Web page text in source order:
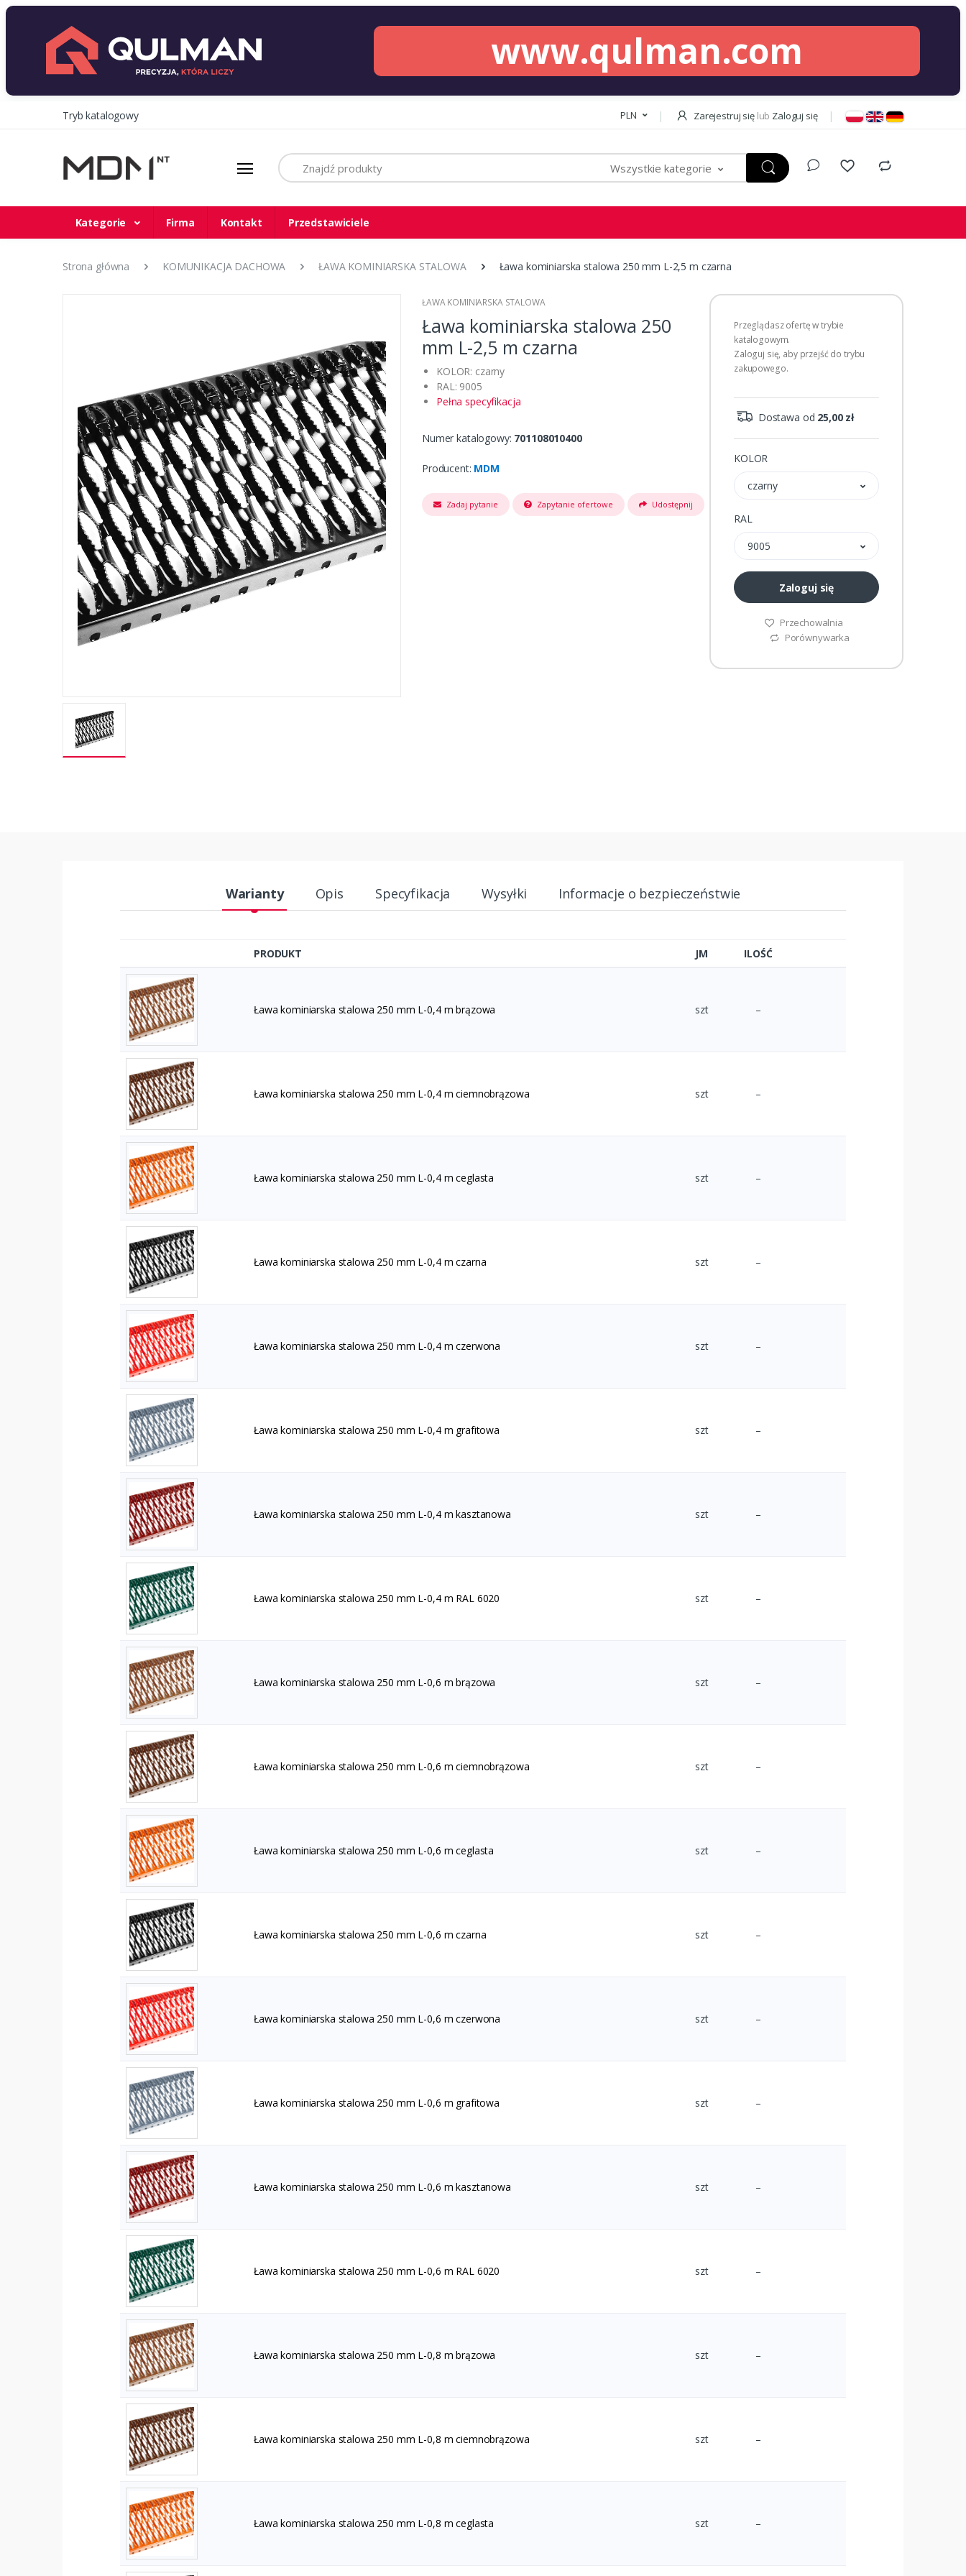
www.qulman.com
Tryb katalogowy PLN Zarejestruj się lub Zaloguj się
Szukaj
Wszystkie kategorie
Kategorie Firma Kontakt Przedstawiciele
Strona główna KOMUNIKACJA DACHOWA ŁAWA KOMINIARSKA STALOWA Ława kominiarska stalowa 250 mm L-2,5 m czarna
ŁAWA KOMINIARSKA STALOWA
Ława kominiarska stalowa 250
mm L-2,5 m czarna
KOLOR: czarny
RAL: 9005
Pełna specyfikacja
Numer katalogowy: 701108010400
Producent: MDM
Zadaj pytanie Zapytanie ofertowe Udostępnij
Przeglądasz ofertę w trybie
katalogowym.
Zaloguj się, aby przejść do trybu
zakupowego.
Dostawa od 25,00 zł
KOLOR
czarny
RAL
9005
Zaloguj się
Przechowalnia
Porównywarka
Warianty Opis Specyfikacja Wysyłki Informacje o bezpieczeństwie
PRODUKT JM ILOŚĆ
Ława kominiarska stalowa 250 mm L-0,4 m brązowa szt –
Ława kominiarska stalowa 250 mm L-0,4 m ciemnobrązowa szt –
Ława kominiarska stalowa 250 mm L-0,4 m ceglasta szt –
Ława kominiarska stalowa 250 mm L-0,4 m czarna szt –
Ława kominiarska stalowa 250 mm L-0,4 m czerwona szt –
Ława kominiarska stalowa 250 mm L-0,4 m grafitowa szt –
Ława kominiarska stalowa 250 mm L-0,4 m kasztanowa szt –
Ława kominiarska stalowa 250 mm L-0,4 m RAL 6020 szt –
Ława kominiarska stalowa 250 mm L-0,6 m brązowa szt –
Ława kominiarska stalowa 250 mm L-0,6 m ciemnobrązowa szt –
Ława kominiarska stalowa 250 mm L-0,6 m ceglasta szt –
Ława kominiarska stalowa 250 mm L-0,6 m czarna szt –
Ława kominiarska stalowa 250 mm L-0,6 m czerwona szt –
Ława kominiarska stalowa 250 mm L-0,6 m grafitowa szt –
Ława kominiarska stalowa 250 mm L-0,6 m kasztanowa szt –
Ława kominiarska stalowa 250 mm L-0,6 m RAL 6020 szt –
Ława kominiarska stalowa 250 mm L-0,8 m brązowa szt –
Ława kominiarska stalowa 250 mm L-0,8 m ciemnobrązowa szt –
Ława kominiarska stalowa 250 mm L-0,8 m ceglasta szt –